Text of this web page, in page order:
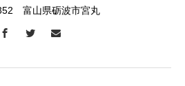
富山県砺波市宮丸